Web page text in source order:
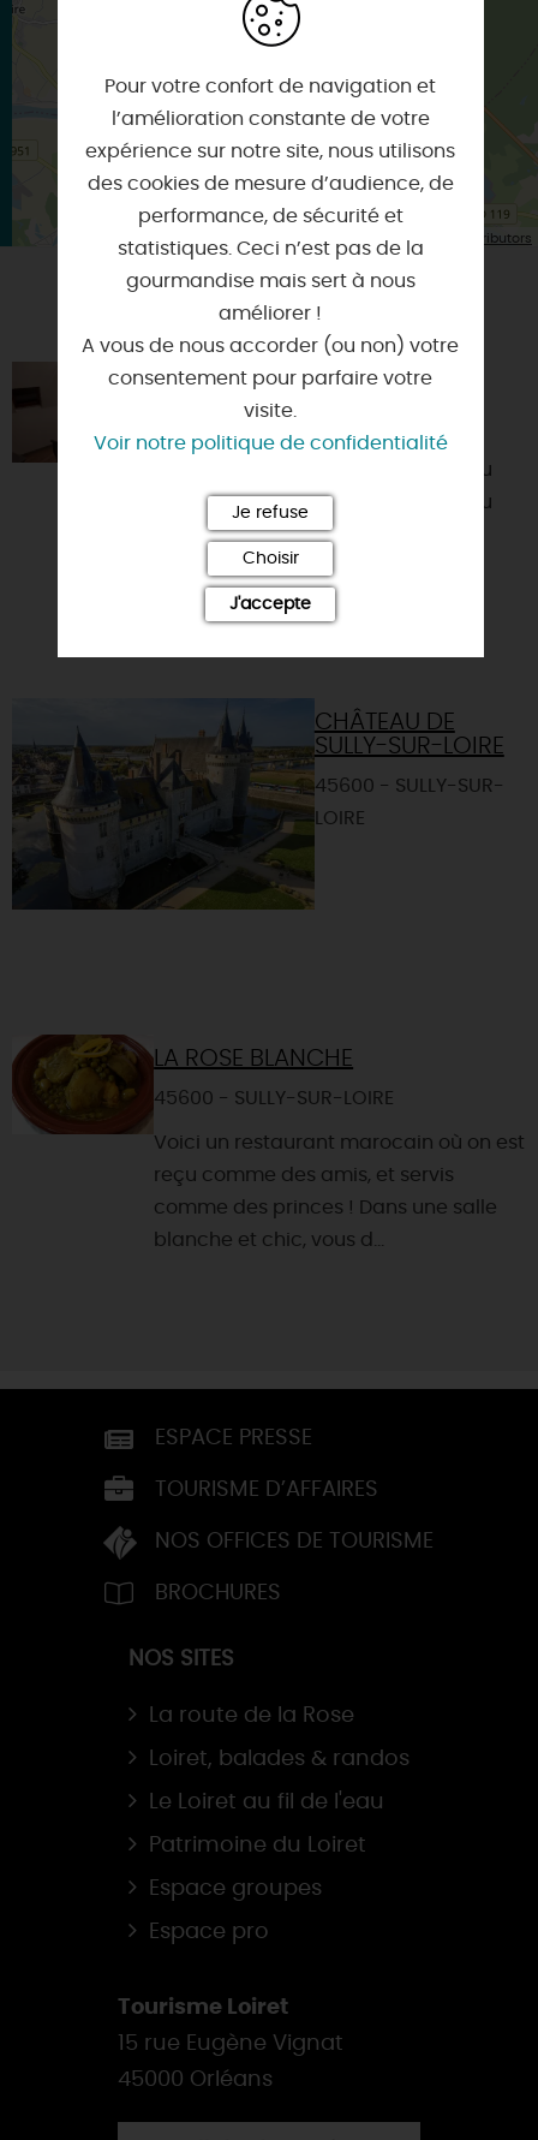
Itinéraire vers
BONNEE
OpenStreetMap contributors
VOUS AIMEREZ AUSSI
L'APPART DE SULLY
Charmant appartement proche du
Fleuve royal, au calme ; à 500 m du
château de Sully-sur-Loire et de
l'itinéraire cyclable " La ...
CHÂTEAU DE
SULLY-SUR-LOIRE
45600 - SULLY-SUR-
LOIRE
LA ROSE BLANCHE
45600 - SULLY-SUR-LOIRE
Voici un restaurant marocain où on est
reçu comme des amis, et servis
comme des princes ! Dans une salle
blanche et chic, vous d...
ESPACE PRESSE
TOURISME D’AFFAIRES
NOS OFFICES DE TOURISME
BROCHURES
NOS SITES
La route de la Rose
Loiret, balades & randos
Le Loiret au fil de l'eau
Patrimoine du Loiret
Espace groupes
Espace pro
Tourisme Loiret
15 rue Eugène Vignat
45000 Orléans
Pour votre confort de navigation et
l’amélioration constante de votre
expérience sur notre site, nous utilisons
des cookies de mesure d’audience, de
performance, de sécurité et
statistiques. Ceci n’est pas de la
gourmandise mais sert à nous
améliorer !
A vous de nous accorder (ou non) votre
consentement pour parfaire votre
visite.
Voir notre politique de confidentialité
Je refuse
Choisir
J'accepte